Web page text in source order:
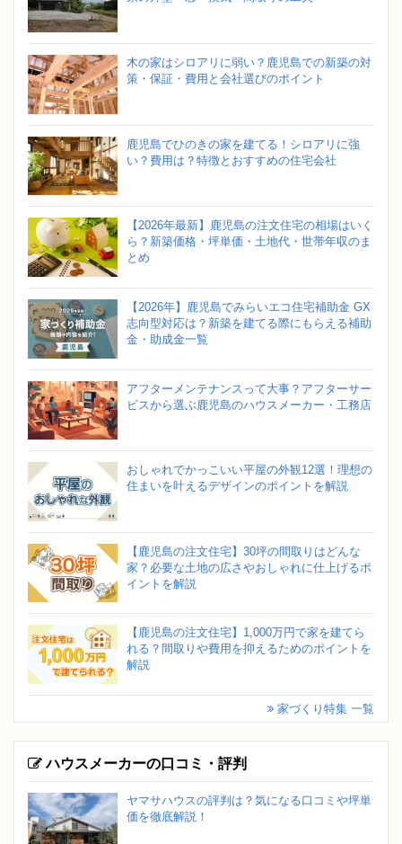
木の家はシロアリに弱い？鹿児島での新築の対
策・保証・費用と会社選びのポイント
鹿児島でひのきの家を建てる！シロアリに強
い？費用は？特徴とおすすめの住宅会社
【2026年最新】鹿児島の注文住宅の相場はいく
ら？新築価格・坪単価・土地代・世帯年収のま
とめ
【2026年】鹿児島でみらいエコ住宅補助金 GX
志向型対応は？新築を建てる際にもらえる補助
金・助成金一覧
アフターメンテナンスって大事？アフターサー
ビスから選ぶ鹿児島のハウスメーカー・工務店
おしゃれでかっこいい平屋の外観12選！理想の
住まいを叶えるデザインのポイントを解説
【鹿児島の注文住宅】30坪の間取りはどんな
家？必要な土地の広さやおしゃれに仕上げるポ
イントを解説
【鹿児島の注文住宅】1,000万円で家を建てら
れる？間取りや費用を抑えるためのポイントを
解説
家づくり特集 一覧
ハウスメーカーの口コミ・評判
ヤマサハウスの評判は？気になる口コミや坪単
価を徹底解説！